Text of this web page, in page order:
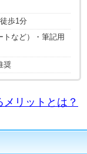
歩1分
トなど）・筆記用
奨
リットとは？